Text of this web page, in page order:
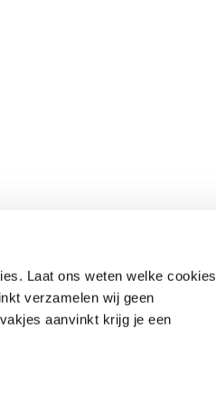
Laat ons weten welke cookies
verzamelen wij geen
aanvinkt krijg je een